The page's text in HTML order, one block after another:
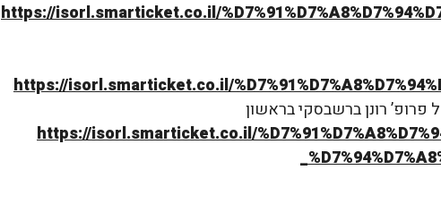
https://isorl.smarticket.co.il/
https://isorl.smarticket.co.il/
רונן ברשבסקי בראשון
https://isorl.smarticket.co.il/